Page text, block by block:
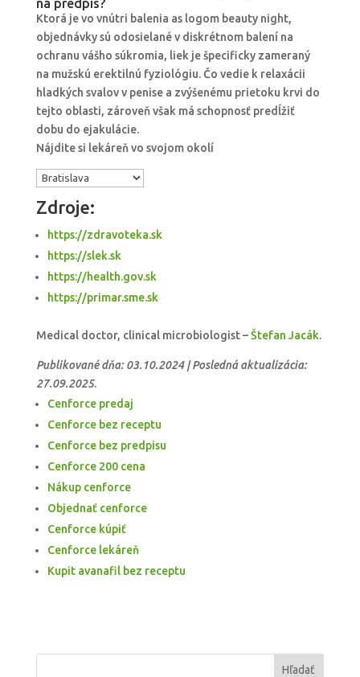
na predpis?
Ktorá je vo vnútri balenia as logom beauty night,
objednávky sú odosielané v diskrétnom balení na
ochranu vášho súkromia, liek je špecificky zameraný
na mužskú erektilnú fyziológiu. Čo vedie k relaxácii
hladkých svalov v penise a zvýšenému prietoku krvi do
tejto oblasti, zároveň však má schopnosť predĺžiť
dobu do ejakulácie.
Nájdite si lekáreň vo svojom okolí
Zdroje:
https://zdravoteka.sk
https://slek.sk
https://health.gov.sk
https://primar.sme.sk
Medical doctor, clinical microbiologist –Štefan Jacák.
Publikované dňa: 03.10.2024 | Posledná aktualizácia:
27.09.2025.
Cenforce predaj
Cenforce bez receptu
Cenforce bez predpisu
Cenforce 200 cena
Nákup cenforce
Objednať cenforce
Cenforce kúpiť
Cenforce lekáreň
Kupit avanafil bez receptu
Hľadať